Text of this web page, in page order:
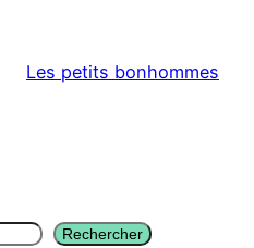
Les petits bonhommes
Rechercher